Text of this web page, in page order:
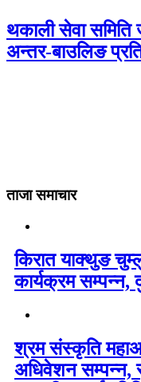
थकाली सेवा समिति
अन्तर-बाउलिङ
ताजा समाचार
किरात याक्थुङ
कार्यक्रम सम्पन्न,
श्रम संस्कृति
अधिवेशन सम्पन्न,